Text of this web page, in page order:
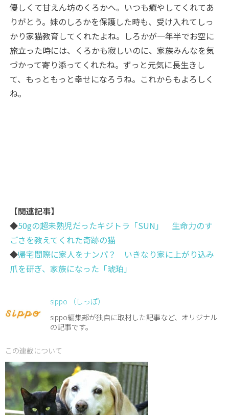
優しくて甘えん坊のくろかへ。いつも癒やしてくれてあ
りがとう。妹のしろかを保護した時も、受け入れてしっ
かり家猫教育してくれたよね。しろかが一年半でお空に
旅立った時には、くろかも寂しいのに、家族みんなを気
づかって寄り添ってくれたね。ずっと元気に長生きし
て、もっともっと幸せになろうね。これからもよろしく
ね。
【関連記事】
◆50gの超未熟児だったキジトラ「SUN」 生命力のす
ごさを教えてくれた奇跡の猫
◆帰宅間際に家人をナンパ？ いきなり家に上がり込み
爪を研ぎ、家族になった「琥珀」
sippo （しっぽ）
sippo編集部が独自に取材した記事など、オリジナル
の記事です。
この連載について